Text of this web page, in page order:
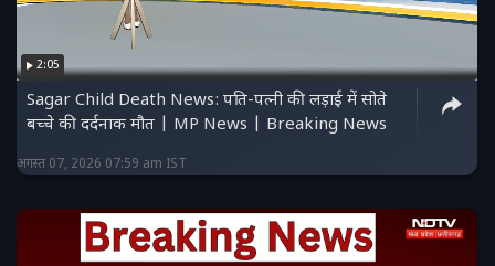
2:05
Sagar Child Death News: पति-पत्नी की लड़ाई में सोते
बच्चे की दर्दनाक मौत | MP News | Breaking News
अगस्त 07, 2026 07:59 am IST